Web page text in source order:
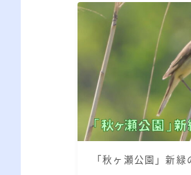
「秋ヶ瀬公園」新